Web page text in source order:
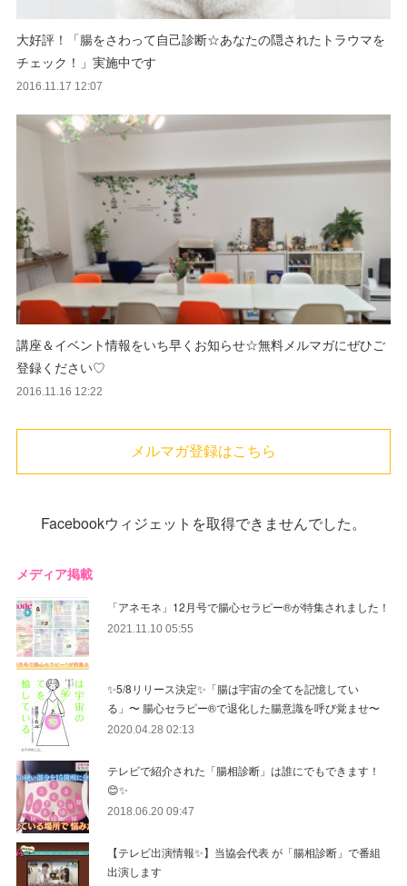
大好評！「腸をさわって自己診断☆あなたの隠されたトラウマを
チェック！」実施中です
2016.11.17 12:07
講座＆イベント情報をいち早くお知らせ☆無料メルマガにぜひご
登録ください♡
2016.11.16 12:22
メルマガ登録はこちら
Facebookウィジェットを取得できませんでした。
メディア掲載
「アネモネ」12月号で腸心セラピー®︎が特集されました！
2021.11.10 05:55
✨5/8リリース決定✨「腸は宇宙の全てを記憶してい
る」〜 腸心セラピー®︎で退化した腸意識を呼び覚ませ〜
2020.04.28 02:13
テレビで紹介された「腸相診断」は誰にでもできます！
😊✨
2018.06.20 09:47
【テレビ出演情報✨】当協会代表 が「腸相診断」で番組
出演します